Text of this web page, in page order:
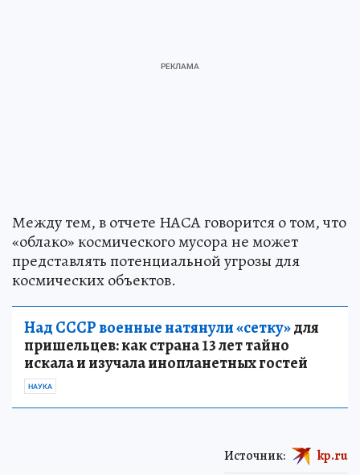
Между тем, в отчете НАСА говорится о том, что
«облако» космического мусора не может
представлять потенциальной угрозы для
космических объектов.
Над СССР военные натянули «сетку»для
пришельцев: как страна 13 лет тайно
искала и изучала инопланетных гостей
НАУКА
Источник: kp.ru